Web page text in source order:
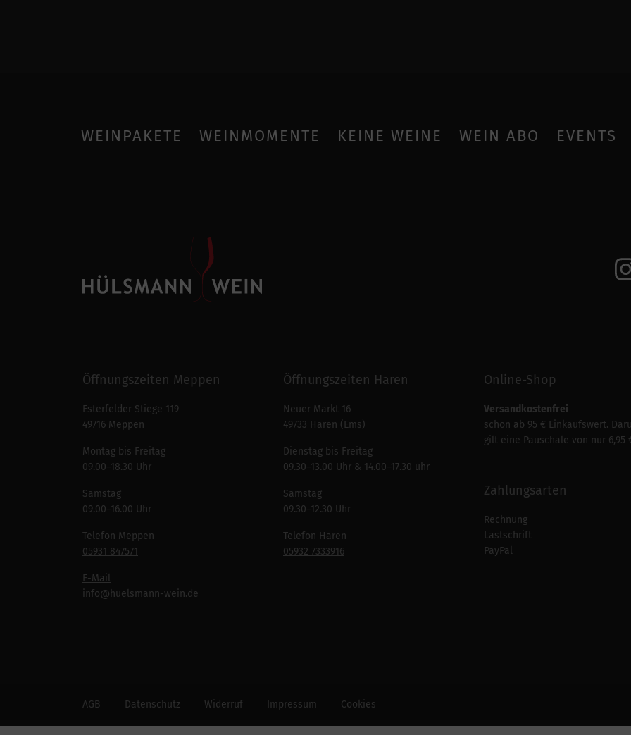
WEINPAKETE WEINMOMENTE KEINE WEINE WEIN ABO EVENTS
Öffnungszeiten Meppen
Esterfelder Stiege 119
49716 Meppen
Montag bis Freitag
09.00–18.30 Uhr
Samstag
09.00–16.00 Uhr
Telefon Meppen
05931 847571
E-Mail
info@huelsmann-wein.de
Öffnungszeiten Haren
Neuer Markt 16
49733 Haren (Ems)
Dienstag bis Freitag
09.30–13.00 Uhr & 14.00–17.30 uhr
Samstag
09.30–12.30 Uhr
Telefon Haren
05932 7333916
Online-Shop
Versandkostenfrei
schon ab 95 € Einkaufswert.
gilt eine Pauschale von nur 6,95
Zahlungsarten
Rechnung
Lastschrift
PayPal
AGB Datenschutz Widerruf Impressum Cookies